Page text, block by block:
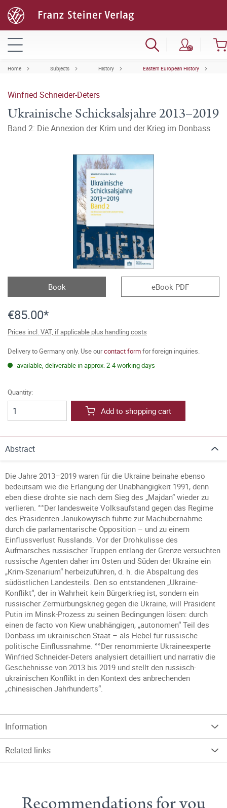
Home Subjects History Eastern European History
Winfried Schneider-Deters
Ukrainische Schicksalsjahre 2013–2019
Band 2: Die Annexion der Krim und der Krieg im Donbass
Book eBook PDF
€85.00*
Prices incl. VAT, if applicable plus handling costs
Delivery to Germany only. Use ourcontact formfor foreign inquiries.
available, deliverable in approx. 2-4 working days
Quantity:
Add to shopping cart
Abstract
Die Jahre 2013–2019 waren für die Ukraine beinahe ebenso
bedeutsam wie die Erlangung der Unabhängigkeit 1991, denn
eben diese drohte sie nach dem Sieg des „Majdan“ wieder zu
verlieren. °°Der landesweite Volksaufstand gegen das Regime
des Präsidenten Janukowytsch führte zur Machübernahme
durch die parlamentarische Opposition – und zu einem
Einflussverlust Russlands. Vor der Drohkulisse des
Aufmarsches russischer Truppen entlang der Grenze versuchten
russische Agenten daher im Osten und Süden der Ukraine ein
„Krim-Szenarium“ herbeizuführen, d. h. die Abspaltung des
südöstlichen Landesteils. Den so entstandenen „Ukraine-
Konflikt“, der in Wahrheit kein Bürgerkrieg ist, sondern ein
russischer Zermürbungskrieg gegen die Ukraine, will Präsident
Putin im Minsk-Prozess zu seinen Bedingungen lösen: durch
einen de facto von Kiew unabhängigen, „autonomen“ Teil des
Donbass im ukrainischen Staat – als Hebel für russische
politische Einflussnahme. °°Der renommierte Ukraineexperte
Winfried Schneider-Deters analysiert detailliert und narrativ die
Geschehnisse von 2013 bis 2019 und stellt den russisch-
ukrainischen Konflikt in den Kontext des anbrechenden
„chinesischen Jahrhunderts“.
Information
Related links